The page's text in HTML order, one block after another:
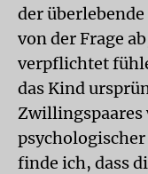
der
von der Frage
verpflichtet
das Kind
Zwillingspaares
finde ich, dass